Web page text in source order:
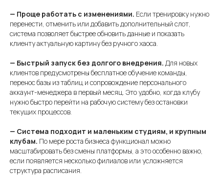
— Проще работать с изменениями. Если тренировку нужно
перенести, отменить или добавить дополнительный слот,
система позволяет быстрее обновить данные и показать
клиенту актуальную картину без ручного хаоса.
— Быстрый запуск без долгого внедрения. Для новых
клиентов предусмотрены бесплатное обучение команды,
перенос базы из таблиц и сопровождение персонального
аккаунт-менеджера в первый месяц. Это удобно, когда клубу
нужно быстро перейти на рабочую систему без остановки
текущих процессов.
— Система подходит и маленьким студиям, и крупным
клубам. По мере роста бизнеса функционал можно
масштабировать без смены платформы, а это особенно важно,
если появляется несколько филиалов или усложняется
структура расписания.